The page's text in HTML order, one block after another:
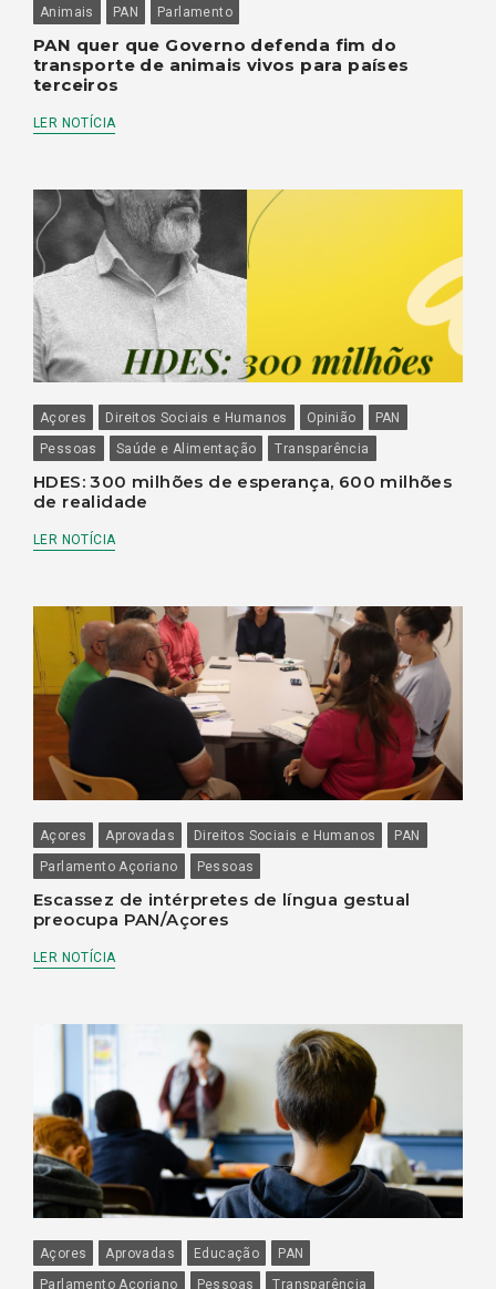
Animais PAN Parlamento
PAN quer que Governo defenda fim do
transporte de animais vivos para países
terceiros
LER NOTÍCIA
Açores Direitos Sociais e Humanos Opinião
PAN
Pessoas
Saúde e Alimentação Transparência
HDES: 300 milhões de esperança, 600 milhões
de realidade
LER NOTÍCIA
Açores Aprovadas Direitos Sociais e Humanos
PAN
Parlamento Açoriano
Pessoas
Escassez de intérpretes de língua gestual
preocupa PAN/Açores
LER NOTÍCIA
Açores Aprovadas Educação
PAN
Parlamento Açoriano
Pessoas Transparência